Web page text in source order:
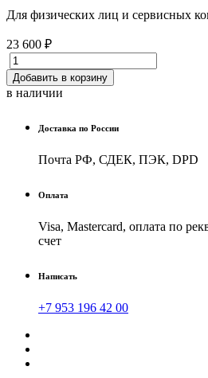
Для физических лиц и cервисных
23 600 ₽
Добавить в корзину
в наличии
Доставка по России
Почта РФ, СДЕК, ПЭК, DPD
Оплата
Visa, Mastercard, оплата по
счет
Написать
+7 953 196 42 00